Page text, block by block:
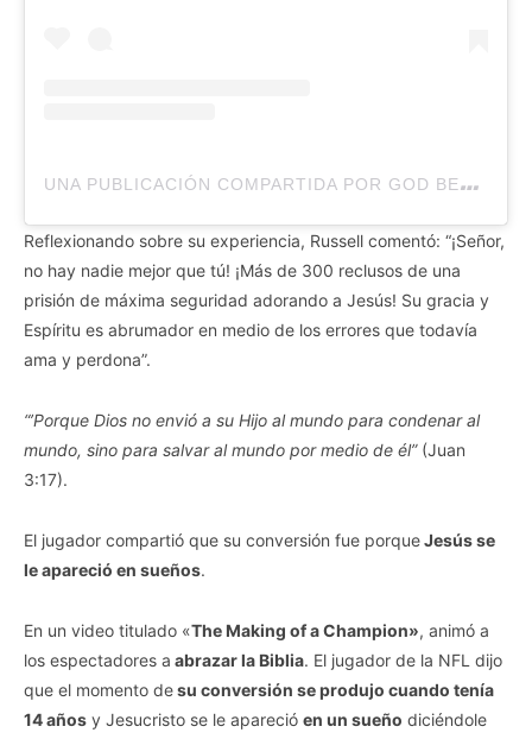
U
NA PUBLICACIÓN COMPARTIDA POR GOD BEHIND BARS (@GODBEHINDBARS)
Reflexionando sobre su experiencia, Russell comentó: “¡Señor,
no hay nadie mejor que tú! ¡Más de 300 reclusos de una
prisión de máxima seguridad adorando a Jesús! Su gracia y
Espíritu es abrumador en medio de los errores que todavía
ama y perdona”.
“’Porque Dios no envió a su Hijo al mundo para condenar al
mundo, sino para salvar al mundo por medio de él” (Juan
3:17).
El jugador compartió que su conversión fue porqueJesús se
le apareció en sueños.
En un video titulado «The Making of a Champion», animó a
los espectadores a abrazar la Biblia. El jugador de la NFL dijo
que el momento desu conversión se produjo cuando tenía
14 años y Jesucristo se le apareció en un sueño diciéndole